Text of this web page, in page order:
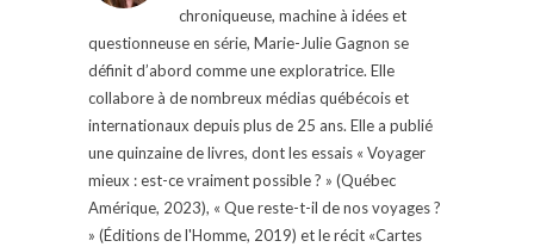
chroniqueuse, machine à idées et
questionneuse en série, Marie-Julie Gagnon se
définit d’abord comme une exploratrice. Elle
collabore à de nombreux médias québécois et
internationaux depuis plus de 25 ans. Elle a publié
une quinzaine de livres, dont les essais « Voyager
mieux : est-ce vraiment possible ? » (Québec
Amérique, 2023), « Que reste-t-il de nos voyages ?
» (Éditions de l'Homme, 2019) et le récit «Cartes